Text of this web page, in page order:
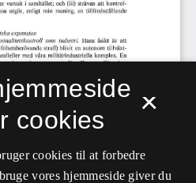
×
cookies
cookies til at forbedre
vores hjemmeside giver du